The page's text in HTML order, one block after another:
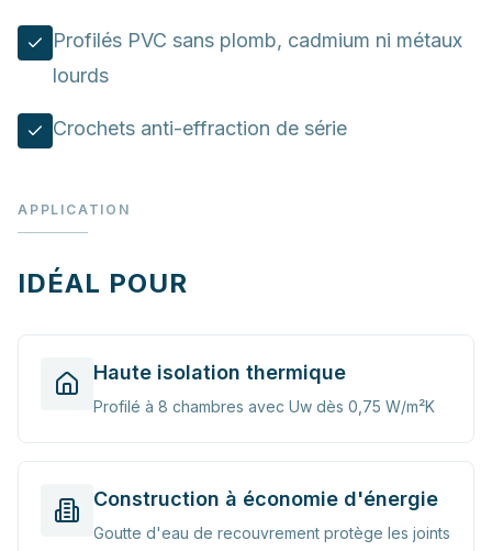
Profilés PVC sans plomb, cadmium ni métaux
lourds
Crochets anti-effraction de série
APPLICATION
IDÉAL POUR
Haute isolation thermique
Profilé à 8 chambres avec Uw dès 0,75 W/m²K
Construction à économie d'énergie
Goutte d'eau de recouvrement protège les joints